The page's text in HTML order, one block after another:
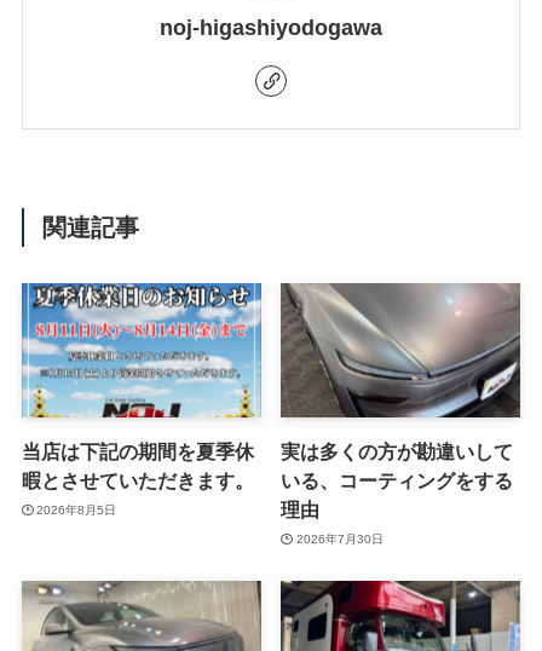
noj-higashiyodogawa
関連記事
当店は下記の期間を夏季休
暇とさせていただきます。
2026年8月5日
実は多くの方が勘違いして
いる、コーティングをする
理由
2026年7月30日